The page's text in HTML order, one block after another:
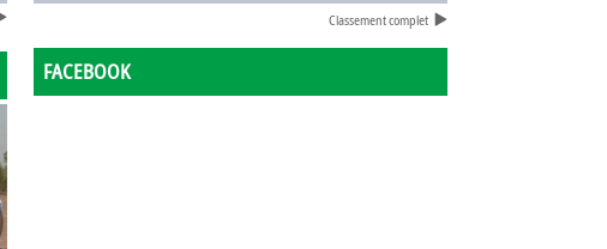
Classement complet
FACEBOOK